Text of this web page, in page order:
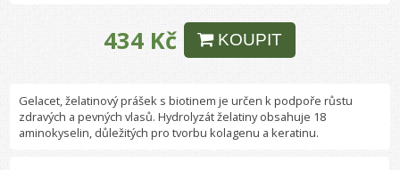
434 Kč KOUPIT
Gelacet, želatinový prášek s biotinem je určen k podpoře růstu
zdravých a pevných vlasů. Hydrolyzát želatiny obsahuje 18
aminokyselin, důležitých pro tvorbu kolagenu a keratinu.